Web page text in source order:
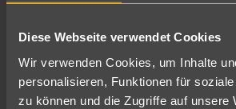
Diese Webseite verwendet Cookies
Wir verwenden Cookies, um Inhalte
personalisieren, Funktionen für
zu können und die Zugriffe auf unsere
Wakeboarding und Wasserski:
Wassersportarten sind in den VAE sehr
spezialisierten Zentren und Schulen,
Unterricht anbieten. Dubai und Abu